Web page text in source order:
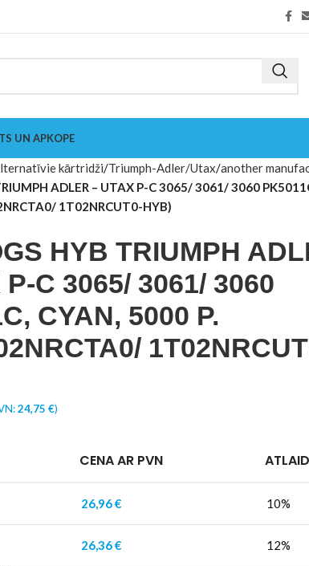
UN APKOPE
kārtridži Triumph-Adler/Utax another
ADLER – UTAX P-C 3065/ 3061/ 3060
1T02NRCUT0-HYB)
HYB TRIUMPH
P-C 3065/ 3061/ 3060
CYAN, 5000 P.
24,75 €)
CENA AR PVN
26,96€ 10%
26,36€
12%